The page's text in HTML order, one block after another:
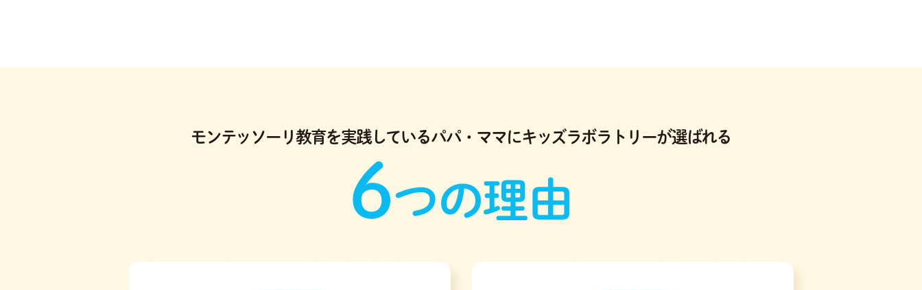
モンテッソーリ教育を実践しているパパ・ママにキッズラボラトリーが選ばれる
6つの理由